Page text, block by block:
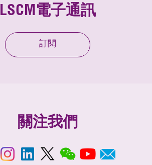
LSCM電子通訊
訂閱
關注我們